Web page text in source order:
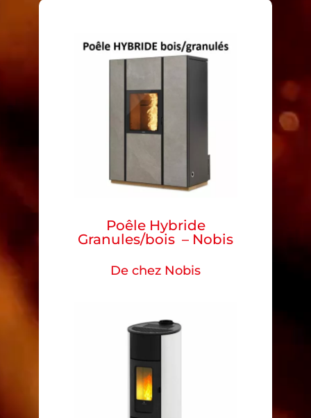
Poêle Hybride
Granules/bois – Nobis
De chez Nobis